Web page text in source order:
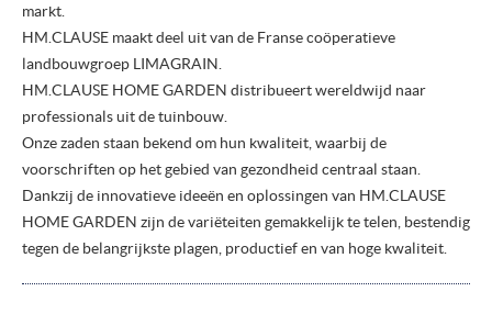
markt.
HM.CLAUSE maakt deel uit van de Franse coöperatieve
landbouwgroep LIMAGRAIN.
HM.CLAUSE HOME GARDEN distribueert wereldwijd naar
professionals uit de tuinbouw.
Onze zaden staan bekend om hun kwaliteit, waarbij de
voorschriften op het gebied van gezondheid centraal staan.
Dankzij de innovatieve ideeën en oplossingen van HM.CLAUSE
HOME GARDEN zijn de variëteiten gemakkelijk te telen, bestendig
tegen de belangrijkste plagen, productief en van hoge kwaliteit.